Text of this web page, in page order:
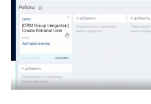
Смотреть